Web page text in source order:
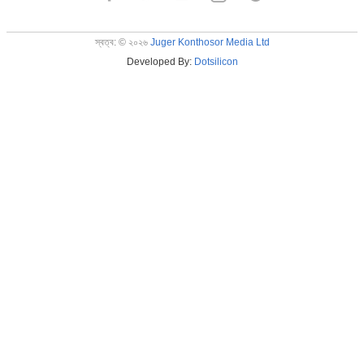
স্বত্ব: ©২০২৬ Juger Konthosor Media Ltd
Developed By: Dotsilicon